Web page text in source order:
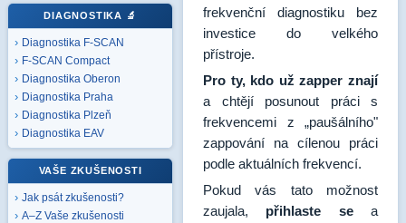
DIAGNOSTIKA 🔬
Diagnostika F-SCAN
F-SCAN Compact
Diagnostika Oberon
Diagnostika Praha
Diagnostika Plzeň
Diagnostika EAV
VAŠE ZKUŠENOSTI
Jak psát zkušenosti?
A–Z Vaše zkušenosti
frekvenční diagnostiku bez
investice do velkého
přístroje.
Pro ty, kdo už zapper znají
a chtějí posunout práci s
frekvencemi z „paušálního"
zappování na cílenou práci
podle aktuálních frekvencí.
Pokud vás tato možnost
zaujala, přihlaste sea